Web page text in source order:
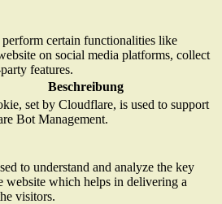
certain functionalities like
on social media platforms, collect
features.
Beschreibung
set by Cloudflare, is used to support
Bot Management.
to understand and analyze the key
website which helps in delivering a
visitors.